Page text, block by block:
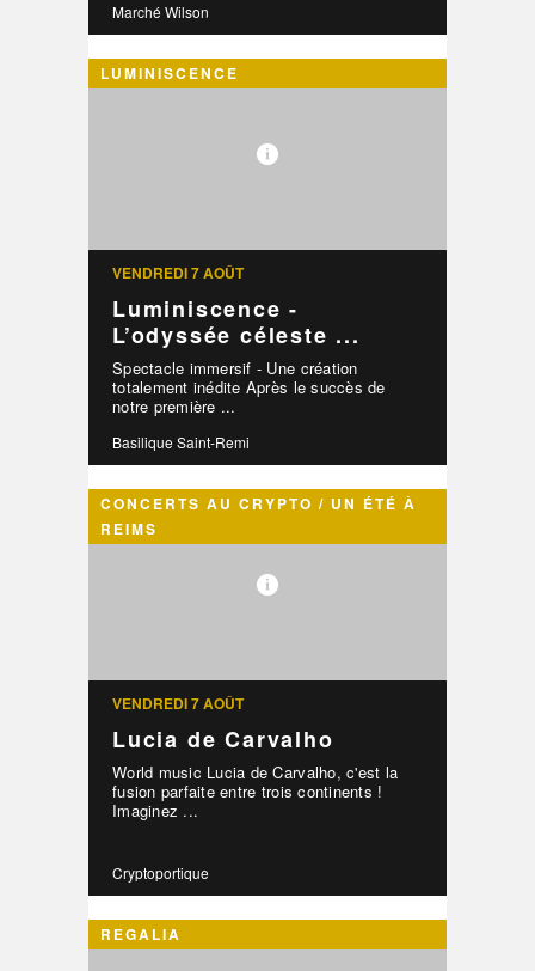
Marché Wilson
LUMINISCENCE
VENDREDI 7 AOÛT
Luminiscence -
L’odyssée céleste ...
Spectacle immersif - Une création
totalement inédite Après le succès de
notre première ...
Basilique Saint-Remi
CONCERTS AU CRYPTO / UN ÉTÉ À
REIMS
VENDREDI 7 AOÛT
Lucia de Carvalho
World music Lucia de Carvalho, c'est la
fusion parfaite entre trois continents !
Imaginez ...
Cryptoportique
REGALIA